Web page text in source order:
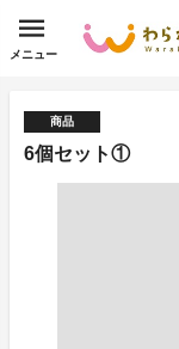
メニュー
商品
6個セット①